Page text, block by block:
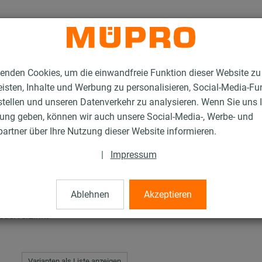
Cookies, um die einwandfreie Funktion dieser Website zu
Inhalte und Werbung zu personalisieren, Social-Media-
und unseren Datenverkehr zu analysieren. Wenn Sie uns
geben, können wir auch unsere Social-Media-, Werbe- und
über Ihre Nutzung dieser Website informieren.
| Impressum
Ablehnen Akzeptieren
Produkte für die Lüftungsbefestigung MPR-Schienenkonsolen